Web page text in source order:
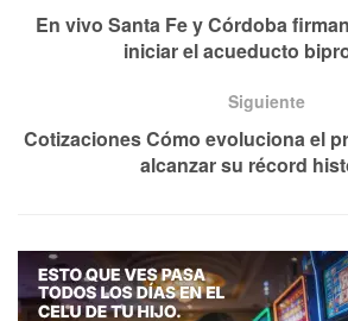
En vivo Santa Fe y Córdoba
iniciar el acueducto
Siguiente
Cotizaciones Cómo evoluciona el
alcanzar su récord